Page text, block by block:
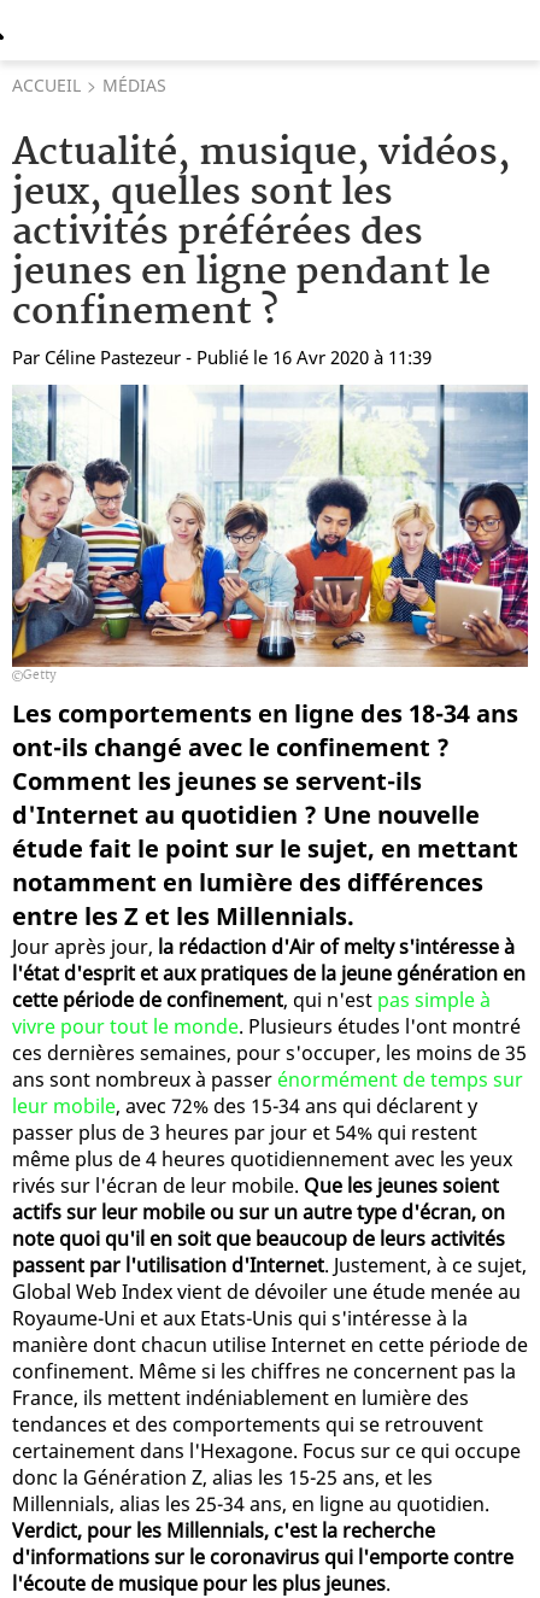
ACCUEIL MÉDIAS
Actualité, musique, vidéos,
jeux, quelles sont les
activités préférées des
jeunes en ligne pendant le
confinement ?
Par Céline Pastezeur - Publié le 16 Avr 2020 à 11:39
Getty
Les comportements en ligne des 18-34 ans
ont-ils changé avec le confinement ?
Comment les jeunes se servent-ils
d'Internet au quotidien ? Une nouvelle
étude fait le point sur le sujet, en mettant
notamment en lumière des différences
entre les Z et les Millennials.
Jour après jour, la rédaction d'Air of melty s'intéresse à
l'état d'esprit et aux pratiques de la jeune génération en
cette période de confinement, qui n'est pas simple à
vivre pour tout le monde. Plusieurs études l'ont montré
ces dernières semaines, pour s'occuper, les moins de 35
ans sont nombreux à passer énormément de temps sur
leur mobile, avec 72% des 15-34 ans qui déclarent y
passer plus de 3 heures par jour et 54% qui restent
même plus de 4 heures quotidiennement avec les yeux
rivés sur l'écran de leur mobile. Que les jeunes soient
actifs sur leur mobile ou sur un autre type d'écran, on
note quoi qu'il en soit que beaucoup de leurs activités
passent par l'utilisation d'Internet. Justement, à ce sujet,
Global Web Index vient de dévoiler une étude menée au
Royaume-Uni et aux Etats-Unis qui s'intéresse à la
manière dont chacun utilise Internet en cette période de
confinement. Même si les chiffres ne concernent pas la
France, ils mettent indéniablement en lumière des
tendances et des comportements qui se retrouvent
certainement dans l'Hexagone. Focus sur ce qui occupe
donc la Génération Z, alias les 15-25 ans, et les
Millennials, alias les 25-34 ans, en ligne au quotidien.
Verdict, pour les Millennials, c'est la recherche
d'informations sur le coronavirus qui l'emporte contre
l'écoute de musique pour les plus jeunes.